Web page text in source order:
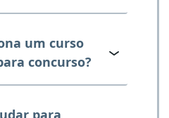
um curso
concurso?
para